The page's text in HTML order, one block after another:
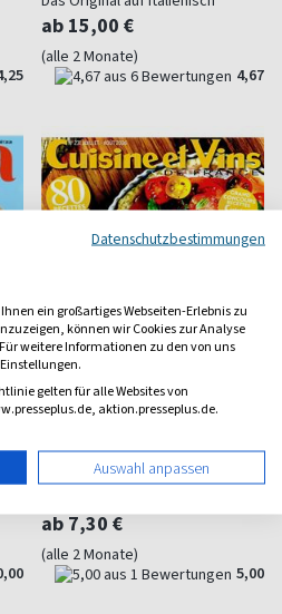
ab 15,00 €
(alle 2 Monate)
4,67
Cuisine et vins de France
Französisch schlemmen
ab 7,30 €
(alle 2 Monate)
5,00
Datenschutzbestimmungen
ein großartiges Webseiten-Erlebnis zu
können wir Cookies zur Analyse
weitere Informationen zu den von uns
gelten für alle Websites von
aktion.presseplus.de.
Auswahl anpassen